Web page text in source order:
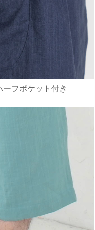
フポケット付き